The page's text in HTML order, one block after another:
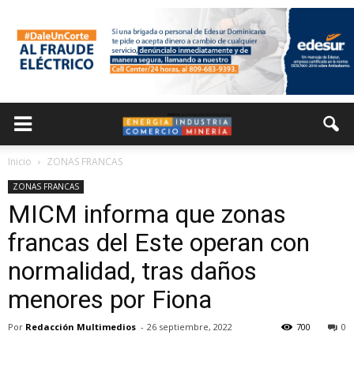
Inicio ZONAS FRANCAS
ZONAS FRANCAS
MICM informa que zonas
francas del Este operan con
normalidad, tras daños
menores por Fiona
Por Redacción Multimedios - 26 septiembre, 2022 0
700